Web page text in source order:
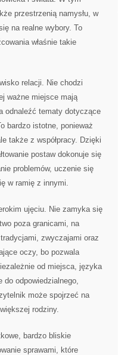
przestrzenią namysłu, w
na realne wybory. To
właśnie takie
relacji. Nie chodzi
ważne miejsce mają
odnaleźć tematy dotyczące
bardzo istotne, ponieważ
także z współpracy. Dzięki
postaw dokonuje się
problemów, uczenie się
w ramię z innymi.
ujęciu. Nie zamyka się
poza granicami, na
zwyczajami oraz
oczy, bo pozwala
od miejsca, języka
odpowiedzialnego,
może spojrzeć na
rodziny.
bardzo bliskie
sprawami, które